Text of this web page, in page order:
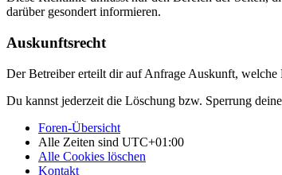
darüber gesondert informieren.
Auskunftsrecht
Der Betreiber erteilt dir auf Anfrage Auskunft, welche
Du kannst jederzeit die Löschung bzw. Sperrung
Foren-Übersicht
Alle Zeiten sind UTC+01:00
Alle Cookies löschen
Kontakt